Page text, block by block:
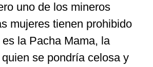
uno de los mineros
mujeres tienen prohibido
la Pacha Mama, la
se pondría celosa y